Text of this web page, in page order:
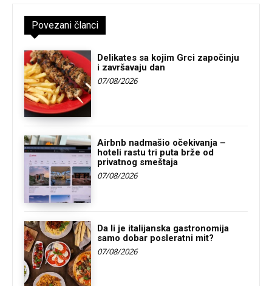
Povezani članci
Delikates sa kojim Grci započinju
i završavaju dan
07/08/2026
Airbnb nadmašio očekivanja –
hoteli rastu tri puta brže od
privatnog smeštaja
07/08/2026
Da li je italijanska gastronomija
samo dobar posleratni mit?
07/08/2026